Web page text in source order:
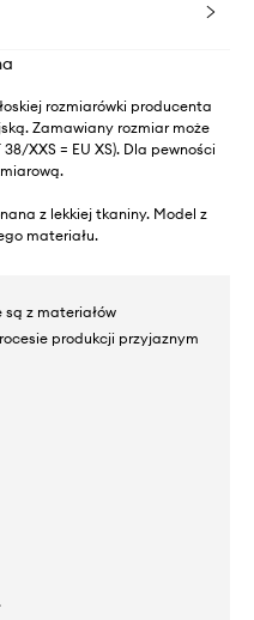
rozmiarówki producenta
Zamawiany rozmiar może
XXS = EU XS). Dla pewności
z lekkiej tkaniny. Model z
materiału.
są z materiałów
produkcji przyjaznym